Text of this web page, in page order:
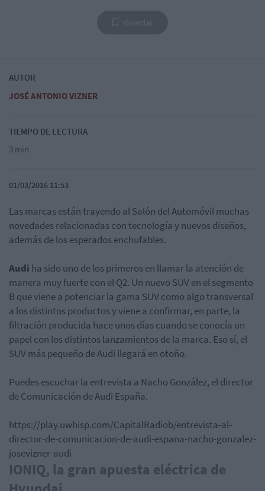
AUTOR
JOSÉ ANTONIO VIZNER
TIEMPO DE LECTURA
3 min
01/03/2016 11:53
Las marcas están trayendo al Salón del Automóvil muchas
novedades relacionadas con tecnología y nuevos diseños,
además de los esperados enchufables.
Audi ha sido uno de los primeros en llamar la atención de
manera muy fuerte con el Q2. Un nuevo SUV en el segmento
B que viene a potenciar la gama SUV como algo transversal
a los distintos productos y viene a confirmar, en parte, la
filtración producida hace unos días cuando se conocía un
papel con los distintos lanzamientos de la marca. Eso sí, el
SUV más pequeño de Audi llegará en otoño.
Puedes escuchar la entrevista a Nacho González, el director
de Comunicación de Audi España.
https://play.uwhisp.com/CapitalRadiob/entrevista-al-
director-de-comunicacion-de-audi-espana-nacho-gonzalez-
josevizner-audi
IONIQ, la gran apuesta eléctrica de